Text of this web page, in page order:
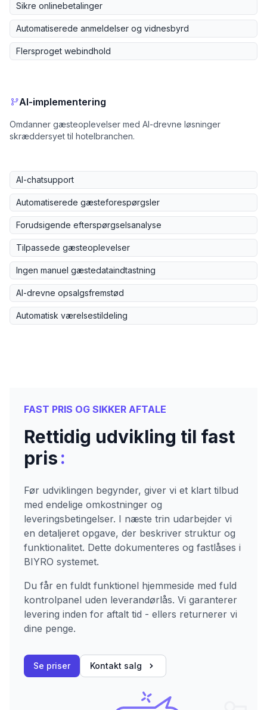
Sikre onlinebetalinger
Automatiserede anmeldelser og vidnesbyrd
Flersproget webindhold
AI-implementering
Omdanner gæsteoplevelser med AI-drevne løsninger
skræddersyet til hotelbranchen.
AI-chatsupport
Automatiserede gæsteforespørgsler
Forudsigende efterspørgselsanalyse
Tilpassede gæsteoplevelser
Ingen manuel gæstedataindtastning
AI-drevne opsalgsfremstød
Automatisk værelsestildeling
FAST PRIS OG SIKKER AFTALE
Rettidig udvikling til fast
pris:
Før udviklingen begynder, giver vi et klart tilbud
med endelige omkostninger og
leveringsbetingelser. I næste trin udarbejder vi
en detaljeret opgave, der beskriver struktur og
funktionalitet. Dette dokumenteres og fastlåses i
BIYRO systemet.
Du får en fuldt funktionel hjemmeside med fuld
kontrolpanel uden leverandørlås. Vi garanterer
levering inden for aftalt tid - ellers returnerer vi
dine penge.
Se priser Kontakt salg